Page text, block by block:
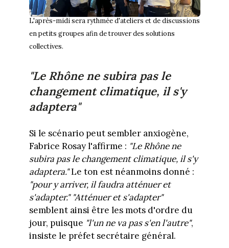
L'après-midi sera rythmée d'ateliers et de discussions
en petits groupes afin de trouver des solutions
collectives.
"Le Rhône ne subira pas le
changement climatique, il s'y
adaptera"
Si le scénario peut sembler anxiogène,
Fabrice Rosay l'affirme : "Le Rhône ne
subira pas le changement climatique, il s'y
adaptera."Le ton est néanmoins donné :
"pour y arriver, il faudra atténuer et
s'adapter." "Atténuer et s'adapter"
semblent ainsi être les mots d'ordre du
jour, puisque "l'un ne va pas s'en l'autre",
insiste le préfet secrétaire général.